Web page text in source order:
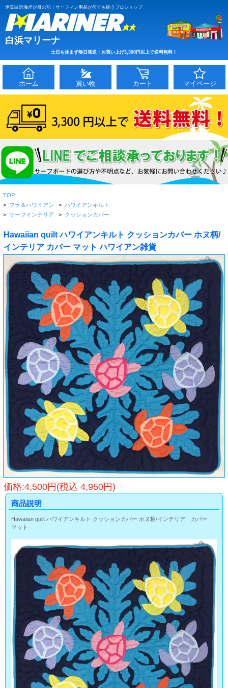
伊豆白浜海岸が目の前！サーフィン用品が何でも揃うプロショップ
白浜マリーナ
土日も休まず毎日発送！お買い上げ3,300円以上で送料無料！
ホーム 買い物 カート マイページ
TOP
> フラ＆ハワイアン > ハワイアンキルト
> サーフインテリア > クッションカバー
Hawaiian quilt ハワイアンキルト クッションカバー ホヌ柄/
インテリア カバー マット ハワイアン雑貨
価格:4,500円(税込 4,950円)
商品説明
Hawaiian quilt ハワイアンキルト クッションカバー ホヌ柄/インテリア カバー
マット